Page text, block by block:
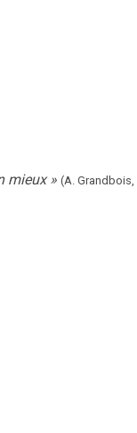
mieux » (A. Grandbois,